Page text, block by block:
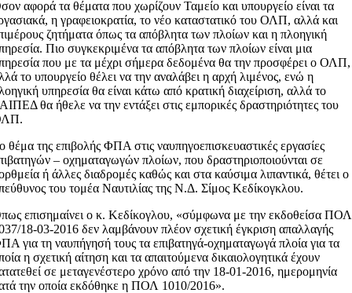
αφορά τα θέματα που χωρίζουν Ταμείο και υπουργείο είναι τα
η γραφειοκρατία, το νέο καταστατικό του ΟΛΠ, αλλά και
ζητήματα όπως τα απόβλητα των πλοίων και η πλοηγική
Πιο συγκεκριμένα τα απόβλητα των πλοίων είναι μια
που με τα μέχρι σήμερα δεδομένα θα την προσφέρει ο ΟΛΠ,
το υπουργείο θέλει να την αναλάβει η αρχή λιμένος, ενώ η
υπηρεσία θα είναι κάτω από κρατική διαχείριση, αλλά το
θα ήθελε να την εντάξει στις εμπορικές δραστηριότητες του
θέμα της επιβολής ΦΠΑ στις ναυπηγοεπισκευαστικές εργασίες
– οχηματαγωγών πλοίων, που δραστηριοποιούνται σε
ή άλλες διαδρομές καθώς και στα καύσιμα λιπαντικά, θέτει ο
του τομέα Ναυτιλίας της Ν.Δ. Σίμος Κεδίκογκλου.
επισημαίνει ο κ. Κεδίκογλου, «σύμφωνα με την εκδοθείσα ΠΟΛ
18-03-2016 δεν λαμβάνουν πλέον σχετική έγκριση απαλλαγής
για τη ναυπήγησή τους τα επιβατηγά-οχηματαγωγά πλοία για τα
η σχετική αίτηση και τα απαιτούμενα δικαιολογητικά έχουν
σε μεταγενέστερο χρόνο από την 18-01-2016, ημερομηνία
την οποία εκδόθηκε η ΠΟΛ 1010/2016».